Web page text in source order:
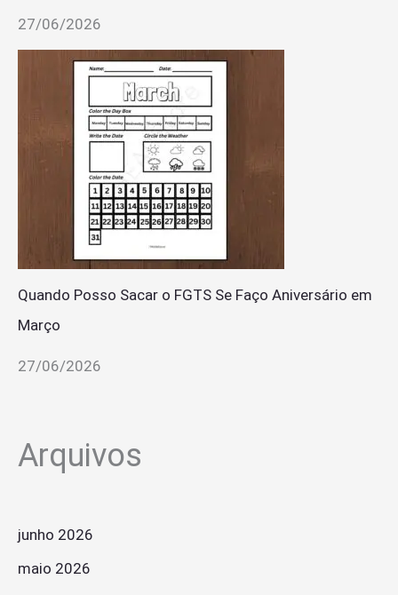
27/06/2026
Quando Posso Sacar o FGTS Se Faço Aniversário em
Março
27/06/2026
Arquivos
junho 2026
maio 2026